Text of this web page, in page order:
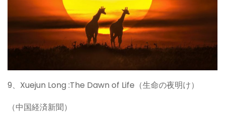
9、Xuejun Long :The Dawn of Life（生命の夜明け）
（中国経済新聞）